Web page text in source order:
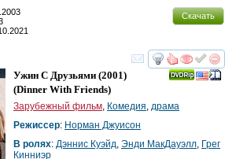
Скачать
смотреть
Ужин С Друзьями (2001)
(Dinner With Friends)
Зарубежный фильм, Комедия, драма
Режиссер: Норман Джуисон
В ролях: Дэннис Куэйд, Энди МакДауэлл, Грег
Кинниэр